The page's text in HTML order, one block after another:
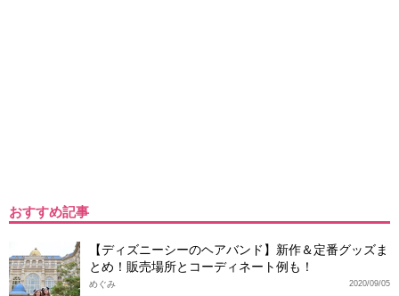
おすすめ記事
【ディズニーシーのヘアバンド】新作＆定番グッズま
とめ！販売場所とコーディネート例も！
2020/09/05
めぐみ